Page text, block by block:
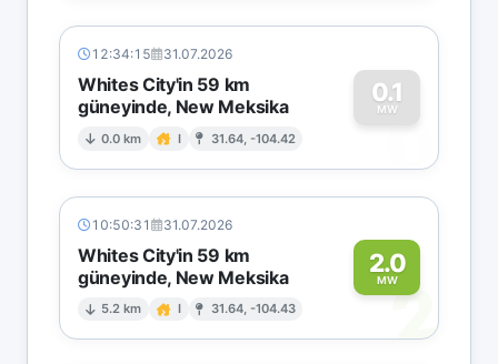
12:34:15 31.07.2026
Whites City'in 59 km
güneyinde, New Meksika
0.0 km I 31.64, -104.42
0.1
MW
0
10:50:31 31.07.2026
Whites City'in 59 km
güneyinde, New Meksika
5.2 km I 31.64, -104.43
2.0
MW2